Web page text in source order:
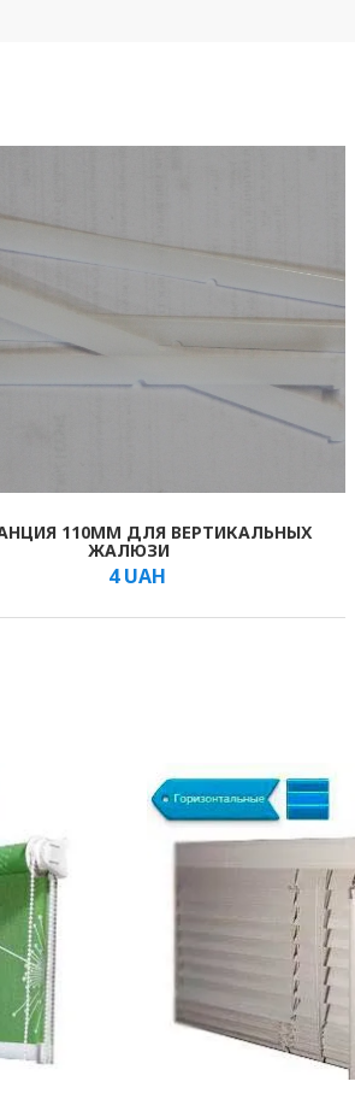
110ММ ДЛЯ ВЕРТИКАЛЬНЫХ
ЖАЛЮЗИ
4UAH
/шт. В КОШИК